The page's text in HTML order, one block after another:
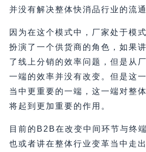
并没有解决整体快消品行业的流
因为在这个模式中，厂家处于模
扮演了一个供货商的角色，如果
了线上分销的效率问题，但是从
一端的效率并没有改变。但是这
当中更重要的一端，这一端对整
将起到更加重要的作用。
目前的B2B在改变中间环节与终
也或者讲在整体行业变革当中走